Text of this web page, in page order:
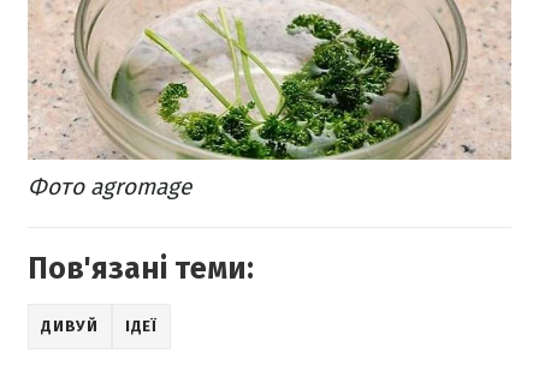
Фото agromage
Пов'язані теми:
ДИВУЙ ІДЕЇ